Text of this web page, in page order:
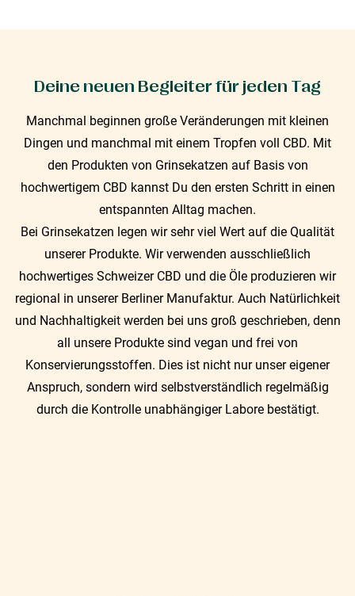
Deine neuen Begleiter für jeden Tag
Manchmal beginnen große Veränderungen mit kleinen
Dingen und manchmal mit einem Tropfen voll CBD. Mit
den Produkten von Grinsekatzen auf Basis von
hochwertigem CBD kannst Du den ersten Schritt in einen
entspannten Alltag machen.
Bei Grinsekatzen legen wir sehr viel Wert auf die Qualität
unserer Produkte. Wir verwenden ausschließlich
hochwertiges Schweizer CBD und die Öle produzieren wir
regional in unserer Berliner Manufaktur. Auch Natürlichkeit
und Nachhaltigkeit werden bei uns groß geschrieben, denn
all unsere Produkte sind vegan und frei von
Konservierungsstoffen. Dies ist nicht nur unser eigener
Anspruch, sondern wird selbstverständlich regelmäßig
durch die Kontrolle unabhängiger Labore bestätigt.